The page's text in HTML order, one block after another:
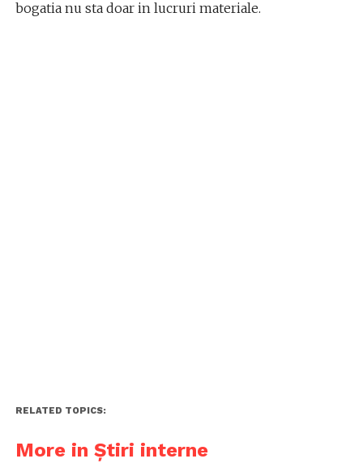
bogatia nu sta doar in lucruri materiale.
RELATED TOPICS:
More in Știri interne